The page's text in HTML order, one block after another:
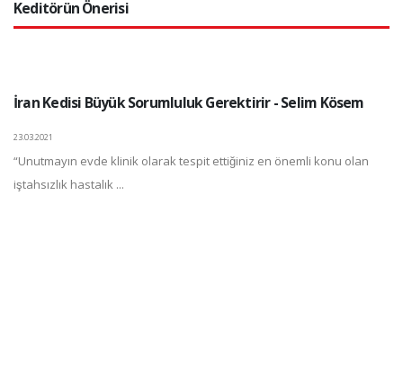
Keditörün Önerisi
İran Kedisi Büyük Sorumluluk Gerektirir - Selim Kösem
23.03.2021
“Unutmayın evde klinik olarak tespit ettiğiniz en önemli konu olan
iştahsızlık hastalık ...